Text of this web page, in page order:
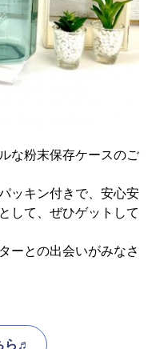
な粉末保存ケースのご
ッキン付きで、安心安
して、ぜひゲットして
ーとの出会いがみなさ
ら♬